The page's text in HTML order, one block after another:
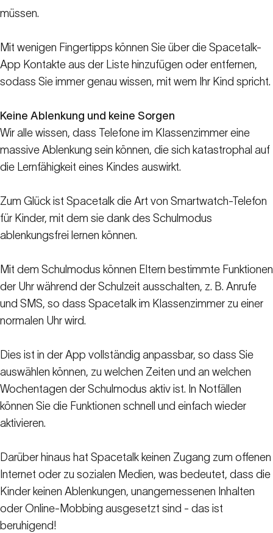
müssen.
Mit wenigen Fingertipps können Sie über die Spacetalk-
App Kontakte aus der Liste hinzufügen oder entfernen,
sodass Sie immer genau wissen, mit wem Ihr Kind spricht.
Keine Ablenkung und keine Sorgen
Wir alle wissen, dass Telefone im Klassenzimmer eine
massive Ablenkung sein können, die sich katastrophal auf
die Lernfähigkeit eines Kindes auswirkt.
Zum Glück ist Spacetalk die Art von Smartwatch-Telefon
für Kinder, mit dem sie dank des Schulmodus
ablenkungsfrei lernen können.
Mit dem Schulmodus können Eltern bestimmte Funktionen
der Uhr während der Schulzeit ausschalten, z. B. Anrufe
und SMS, so dass Spacetalk im Klassenzimmer zu einer
normalen Uhr wird.
Dies ist in der App vollständig anpassbar, so dass Sie
auswählen können, zu welchen Zeiten und an welchen
Wochentagen der Schulmodus aktiv ist. In Notfällen
können Sie die Funktionen schnell und einfach wieder
aktivieren.
Darüber hinaus hat Spacetalk keinen Zugang zum offenen
Internet oder zu sozialen Medien, was bedeutet, dass die
Kinder keinen Ablenkungen, unangemessenen Inhalten
oder Online-Mobbing ausgesetzt sind - das ist
beruhigend!